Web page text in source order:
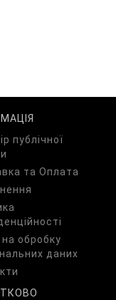
публічної
та Оплата
обробку
даних